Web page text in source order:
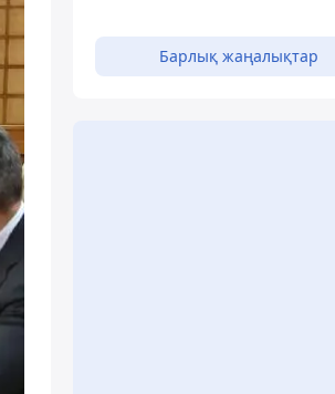
Барлық жаңалықтар